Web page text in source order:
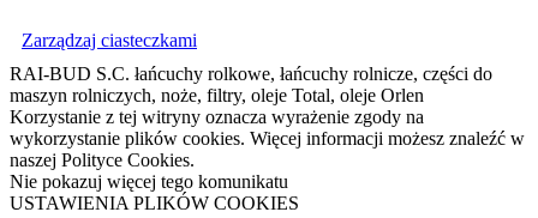
Zarządzaj ciasteczkami
RAI-BUD S.C. łańcuchy rolkowe, łańcuchy rolnicze, części do
maszyn rolniczych, noże, filtry, oleje Total, oleje Orlen
Korzystanie z tej witryny oznacza wyrażenie zgody na
wykorzystanie plików cookies. Więcej informacji możesz znaleźć w
naszej Polityce Cookies.
Nie pokazuj więcej tego komunikatu
USTAWIENIA PLIKÓW COOKIES